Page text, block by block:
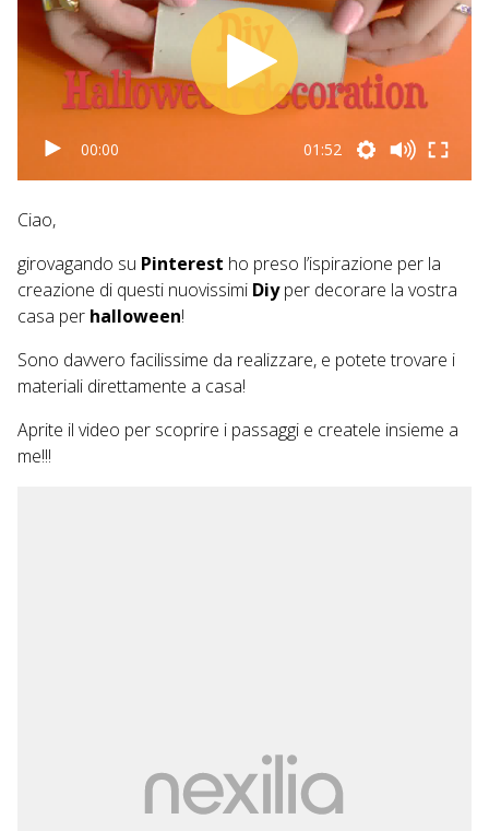
00:00 01:52
Ciao,
girovagando su Pinterest ho preso l’ispirazione per la
creazione di questi nuovissimi Diyper decorare la vostra
casa per halloween!
Sono davvero facilissime da realizzare, e potete trovare i
materiali direttamente a casa!
Aprite il video per scoprire i passaggi e createle insieme a
me!!!